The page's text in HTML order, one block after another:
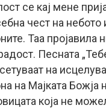
се кај мене
чест на небото
Таа пројавила
Песната
на
на Мајката
која не